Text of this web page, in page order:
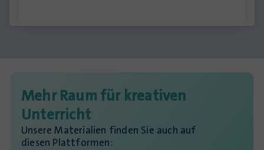
Mehr Raum für kreativen
Unterricht
Unsere Materialien finden Sie auch auf
diesen Plattformen: